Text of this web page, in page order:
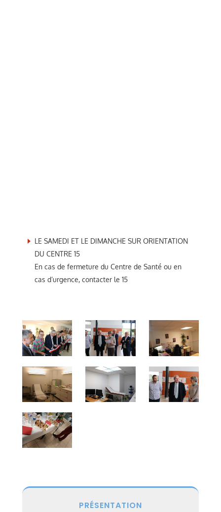
LE SAMEDI ET LE DIMANCHE SUR ORIENTATION
DU CENTRE 15
En cas de fermeture du Centre de Santé ou en
cas d’urgence, contacter le 15
PRÉSENTATION